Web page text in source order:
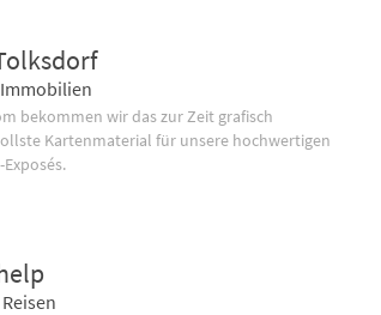
bekommen wir das zur Zeit grafisch
Kartenmaterial für unsere hochwertigen